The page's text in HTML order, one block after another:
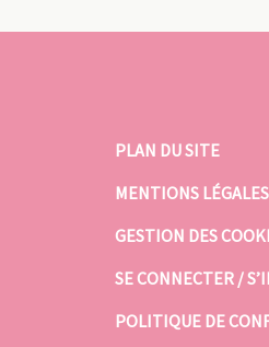
PLAN DU SITE
MENTIONS LÉGALES
GESTION DES
SE CONNECTER /
POLITIQUE DE